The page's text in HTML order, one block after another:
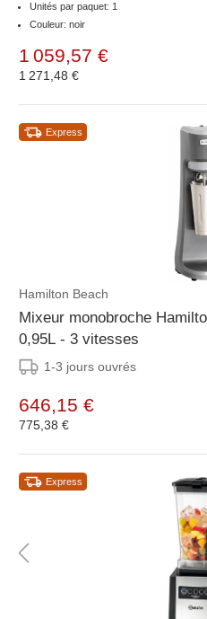
Unités par paquet: 1
Couleur: noir
1 059,57 €
1 271,48 €
Express
Hamilton Beach
Mixeur monobroche
0,95L - 3 vitesses
1-3 jours ouvrés
646,15 €
775,38 €
Express